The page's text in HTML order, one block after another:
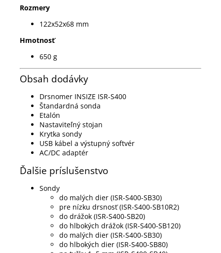
Rozmery
122x52x68 mm
Hmotnosť
650 g
Obsah dodávky
Drsnomer INSIZE ISR-S400
Štandardná sonda
Etalón
Nastaviteľný stojan
Krytka sondy
USB kábel a výstupný softvér
AC/DC adaptér
Ďalšie príslušenstvo
Sondy
do malých dier (ISR-S400-SB30)
pre nízku drsnosť (ISR-S400-SB10R2)
do drážok (ISR-S400-SB20)
do hlbokých drážok (ISR-S400-SB120)
do malých dier (ISR-S400-SB30)
do hlbokých dier (ISR-S400-SB80)